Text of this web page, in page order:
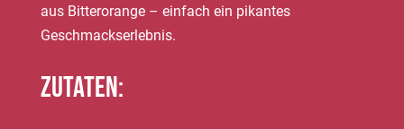
aus Bitterorange – einfach ein pikantes
Geschmackserlebnis.
Zutaten: